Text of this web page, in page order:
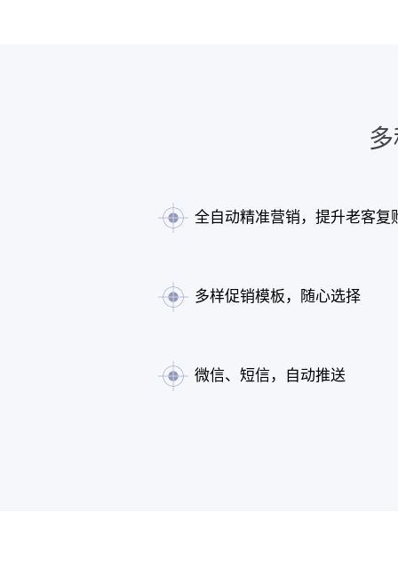
全自动精准营销，提升老客复
多样促销模板，随心选择
微信、短信，自动推送